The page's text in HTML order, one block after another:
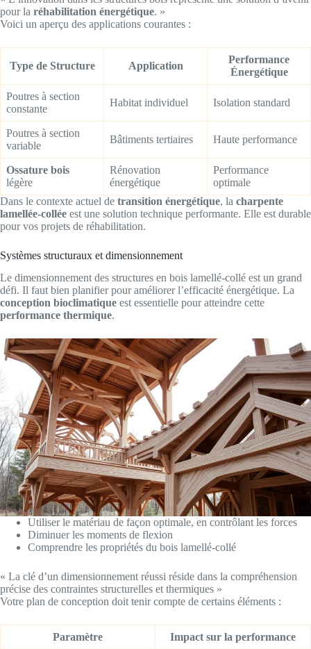
pour la réhabilitation énergétique. »
Voici un aperçu des applications courantes :
Type de Structure Application
Performance
Énergétique
Poutres à section
constante
Habitat individuel Isolation standard
Poutres à section
variable
Bâtiments tertiaires Haute performance
Ossature bois
légère
Rénovation
énergétique
Performance
optimale
Dans le contexte actuel de transition énergétique, la charpente
lamellée-collée est une solution technique performante. Elle est durable
pour vos projets de réhabilitation.
Systèmes structuraux et dimensionnement
Le dimensionnement des structures en bois lamellé-collé est un grand
défi. Il faut bien planifier pour améliorer l’efficacité énergétique. La
conception bioclimatique est essentielle pour atteindre cette
performance thermique.
Utiliser le matériau de façon optimale, en contrôlant les forces
Diminuer les moments de flexion
Comprendre les propriétés du bois lamellé-collé
« La clé d’un dimensionnement réussi réside dans la compréhension
précise des contraintes structurelles et thermiques »
Votre plan de conception doit tenir compte de certains éléments :
Paramètre Impact sur la performance